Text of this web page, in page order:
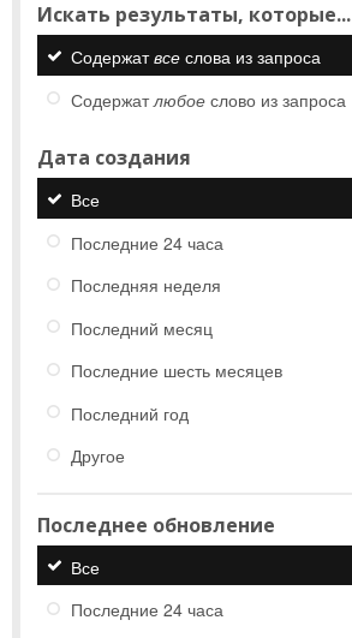
Искать результаты, которые...
Содержатвсе слова из запроса
Содержатлюбое слово из запроса
Дата создания
Все
Последние 24 часа
Последняя неделя
Последний месяц
Последние шесть месяцев
Последний год
Другое
Последнее обновление
Все
Последние 24 часа